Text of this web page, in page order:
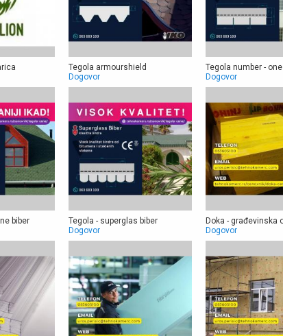
Tegola armourshield
Dogovor
Tegola number -
Dogovor
biber
Tegola - superglas biber
Dogovor
Doka - građevinska
Dogovor